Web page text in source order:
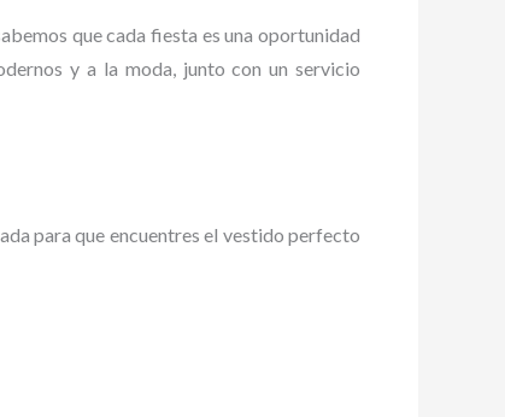
que cada fiesta es una oportunidad
y a la moda, junto con un servicio
para que encuentres el vestido perfecto